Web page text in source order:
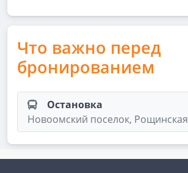
Что важно перед
бронированием
Остановка
Новоомский поселок, Рощинская